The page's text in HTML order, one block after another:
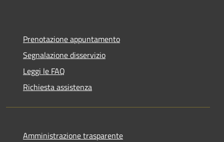
Prenotazione appuntamento
Segnalazione disservizio
Leggi le FAQ
Richiesta assistenza
Amministrazione trasparente